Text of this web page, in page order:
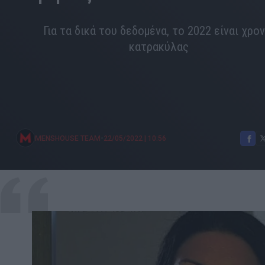
Για τα δικά του δεδομένα, το 2022 είναι
κατρακύλας
MENSHOUSE TEAM 22/05/2022 | 10:56